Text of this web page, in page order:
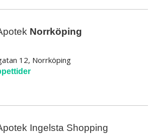
Norrköping
12, Norrköping
Ingelsta Shopping